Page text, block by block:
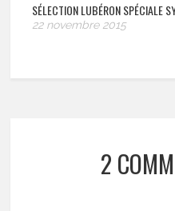
SÉLECTION LUBÉRON SPÉCIALE
22 novembre 2015
2